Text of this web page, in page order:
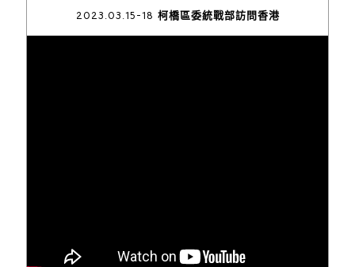
2023.03.15-18 柯橋區委統戰部訪問香港